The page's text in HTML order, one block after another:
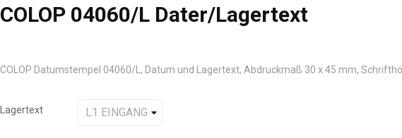
COLOP 04060/L Dater/Lagertext
COLOP Datumstempel 04060/L, Datum und Lagertext, Abdruckmaß 30 x 45 mm,
Lagertext